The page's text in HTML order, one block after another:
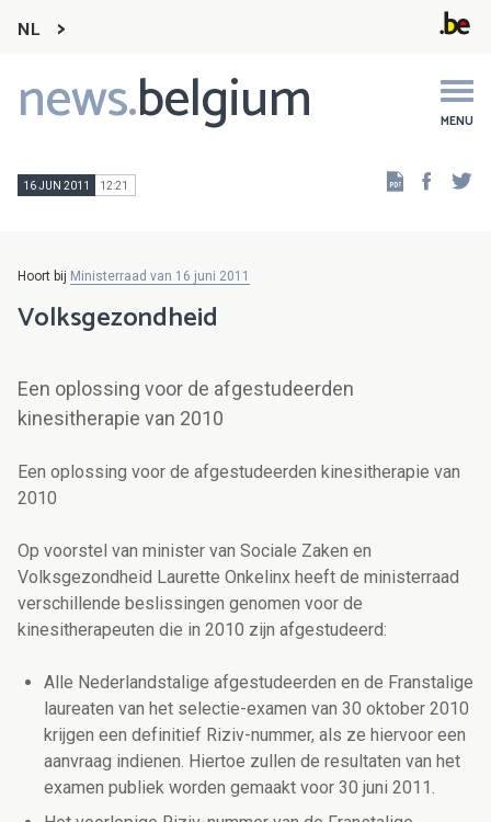
NL
news.belgium MENU
Main
navigation
16 JUN 2011 12:21
Hoort bij Ministerraad van 16 juni 2011
Volksgezondheid
Een oplossing voor de afgestudeerden
kinesitherapie van 2010
Een oplossing voor de afgestudeerden kinesitherapie van
2010
Op voorstel van minister van Sociale Zaken en
Volksgezondheid Laurette Onkelinx heeft de ministerraad
verschillende beslissingen genomen voor de
kinesitherapeuten die in 2010 zijn afgestudeerd:
Alle Nederlandstalige afgestudeerden en de Franstalige
laureaten van het selectie-examen van 30 oktober 2010
krijgen een definitief Riziv-nummer, als ze hiervoor een
aanvraag indienen. Hiertoe zullen de resultaten van het
examen publiek worden gemaakt voor 30 juni 2011.